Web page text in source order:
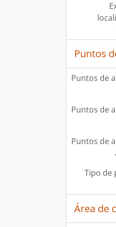
Puntos
Puntos de
Puntos de
Puntos de
Tipo de
Área de